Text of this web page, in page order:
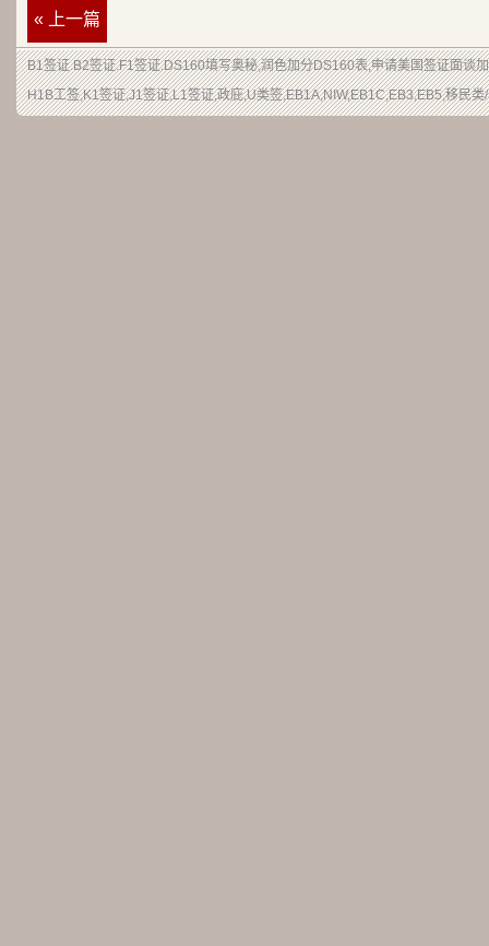
« 上一篇
B1签证.B2签证.F1签证.DS160填写奥秘,润色加分DS160表,申请美国签证面谈
H1B工签,K1签证,J1签证,L1签证,政庇,U类签,EB1A,NIW,EB1C,EB3,EB5,移民